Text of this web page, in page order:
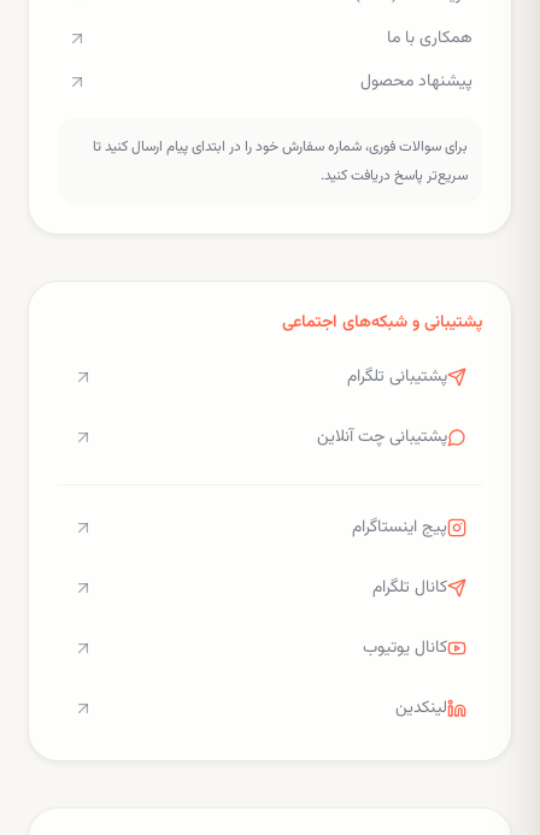
همکاری با ما
پیشنهاد محصول
برای سوالات فوری، شماره سفارش خود را در ابتدای پیام ارسال کنید تا
سریع‌تر پاسخ دریافت کنید.
پشتیبانی و شبکه‌های اجتماعی
پشتیبانی تلگرام
پشتیبانی چت آنلاین
پیج اینستاگرام
کانال تلگرام
کانال یوتیوب
لینکدین